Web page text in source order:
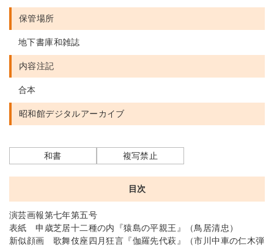
保管場所
地下書庫和雑誌
内容注記
合本
昭和館デジタルアーカイブ
和書 複写禁止
目次
演芸画報第七年第五号
表紙 申歳芝居十二種の内『猿島の平親王』（鳥居清忠）
新似顔画 歌舞伎座四月狂言『伽羅先代萩』（市川中車の仁木弾